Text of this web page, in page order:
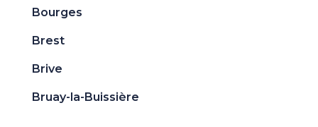
Bourges
Brest
Brive
Bruay-la-Buissière